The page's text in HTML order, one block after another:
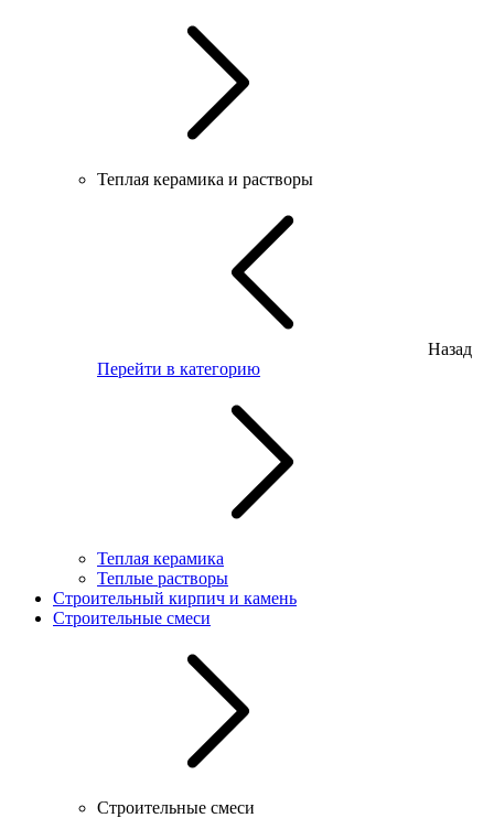
Теплая керамика и растворы
Назад
Перейти в категорию
Теплая керамика
Теплые растворы
Строительный кирпич и камень
Строительные смеси
Строительные смеси